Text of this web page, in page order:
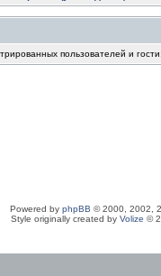
пользователей и
Powered by phpBB © 2000, 2002,
Style originally created by Volize ©